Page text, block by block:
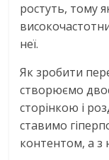
ростуть, тому
неї.
Як зробити
створюємо
сторінкою і
ставимо
контентом, а з